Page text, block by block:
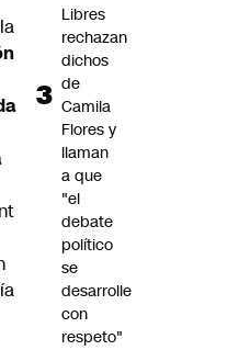
Libres
rechazan
dichos
de
Camila
Flores y
llaman
a que
"el
debate
político
se
desarrolle
con
respeto"